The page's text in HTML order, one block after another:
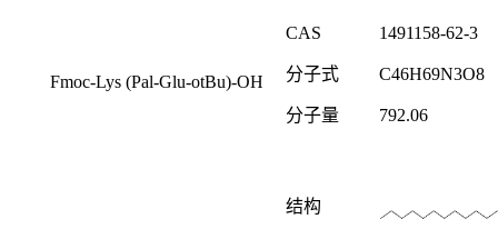
Fmoc-Lys (Pal-Glu-otBu)-OH
CAS 1491158-62-3
分子式 C46H69N3O8
分子量 792.06
结构